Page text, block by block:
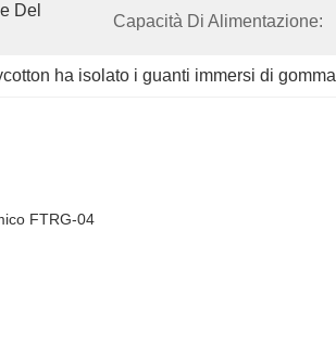
Del
Capacità Di Alimentazione:
ha isolato i guanti immersi di gomma
FTRG-04